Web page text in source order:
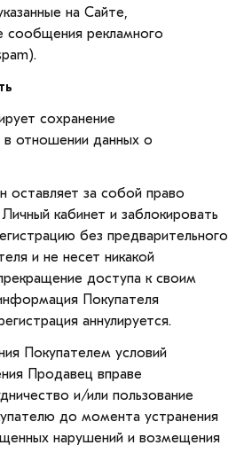
на Сайте,
сообщения рекламного
сохранение
в отношении данных о
оставляет за собой право
кабинет и заблокировать
без предварительного
и не несет никакой
доступа к своим
Покупателя
аннулируется.
Покупателем условий
Продавец вправе
и/или пользование
до момента устранения
нарушений и возмещения